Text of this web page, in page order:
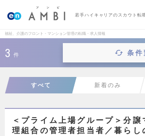
若手ハイキャリアのスカウト転
福祉、介護のフロント・マンション管理の転職・求人情報
3 件 条件
すべて 新着のみ
＜プライム上場グループ＞分譲
理組合の管理者担当者／暮らし